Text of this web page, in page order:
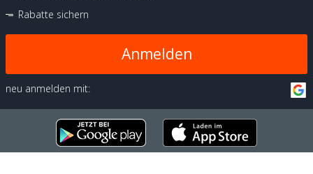
Rabatte sichern
Anmelden
neu anmelden mit: